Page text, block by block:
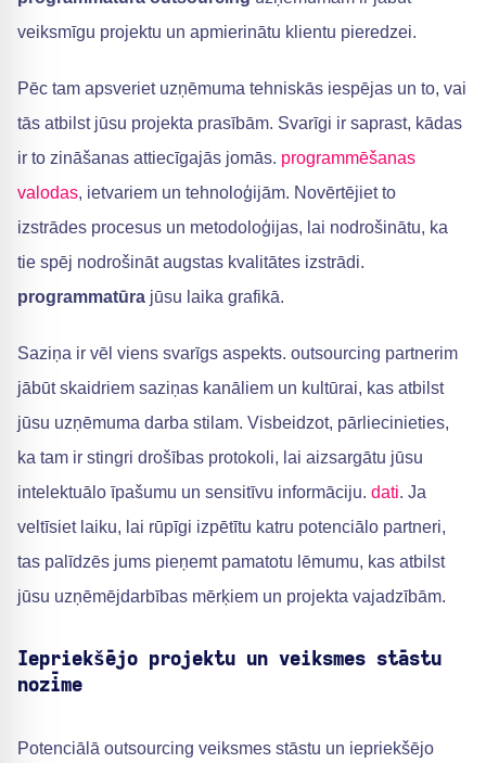
veiksmīgu projektu un apmierinātu klientu pieredzei.
Pēc tam apsveriet uzņēmuma tehniskās iespējas un to, vai
tās atbilst jūsu projekta prasībām. Svarīgi ir saprast, kādas
ir to zināšanas attiecīgajās jomās. programmēšanas
valodas, ietvariem un tehnoloģijām. Novērtējiet to
izstrādes procesus un metodoloģijas, lai nodrošinātu, ka
tie spēj nodrošināt augstas kvalitātes izstrādi.
programmatūra jūsu laika grafikā.
Saziņa ir vēl viens svarīgs aspekts. outsourcing partnerim
jābūt skaidriem saziņas kanāliem un kultūrai, kas atbilst
jūsu uzņēmuma darba stilam. Visbeidzot, pārliecinieties,
ka tam ir stingri drošības protokoli, lai aizsargātu jūsu
intelektuālo īpašumu un sensitīvu informāciju. dati. Ja
veltīsiet laiku, lai rūpīgi izpētītu katru potenciālo partneri,
tas palīdzēs jums pieņemt pamatotu lēmumu, kas atbilst
jūsu uzņēmējdarbības mērķiem un projekta vajadzībām.
Iepriekšējo projektu un veiksmes stāstu
nozīme
Potenciālā outsourcing veiksmes stāstu un iepriekšējo